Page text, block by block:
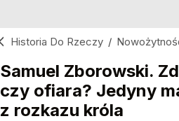
Historia Do Rzeczy /
Samuel Zborowski.
czy ofiara? Jedyny
z rozkazu króla